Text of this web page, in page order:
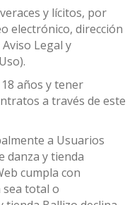
y lícitos, por
electrónico, dirección
Legal y
años y tener
a través de este
a Usuarios
danza y tienda
cumpla con
sea total o